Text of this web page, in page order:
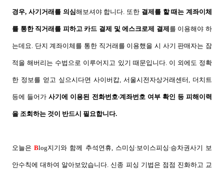
경우, 사기거래를 의심 해보셔야 합니다. 또한 결제를 할 때는 계좌이체
를 통한 직거래를 피하고 카드 결제 및 에스크로제 결제 를 이용해야 하
는데요. 단지 계좌이체를 통한 직거래를 이용했을 시 사기 판매자는 잠
적을 해버리는 수법으로 이루어지고 있기 때문입니다. 이 외에도 정확
한 정보를 얻고 싶으시다면 사이버캅, 서울시전자상거래센터, 더치트
등에 들어가사기에 이용된 전화번호∙계좌번호 여부 확인 등 피해이력
을 조회하는 것이 반드시 필요합니다.
오늘은 Blog지기와 함께 추석연휴, 스미싱 ∙보이스피싱∙승차권사기 보
안수칙에 대하여 알아보았습니다.신종 피싱 기법은 점점 진화하고 교